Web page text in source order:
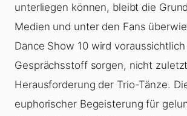
unterliegen können, bleibt die
Medien und unter den Fans
Dance Show 10wird
Gesprächsstoff sorgen, nicht
Herausforderung der Trio-Tänze.
euphorischer Begeisterung für